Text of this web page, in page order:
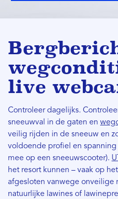
live
Controleer dagelijks.
sneeuwval in de gaten en
veilig rijden in de sneeuw en
voldoende profiel en
mee op een sneeuwscooter).
het resort kunnen – vaak op
afgesloten vanwege onveilige
natuurlijke lawines of